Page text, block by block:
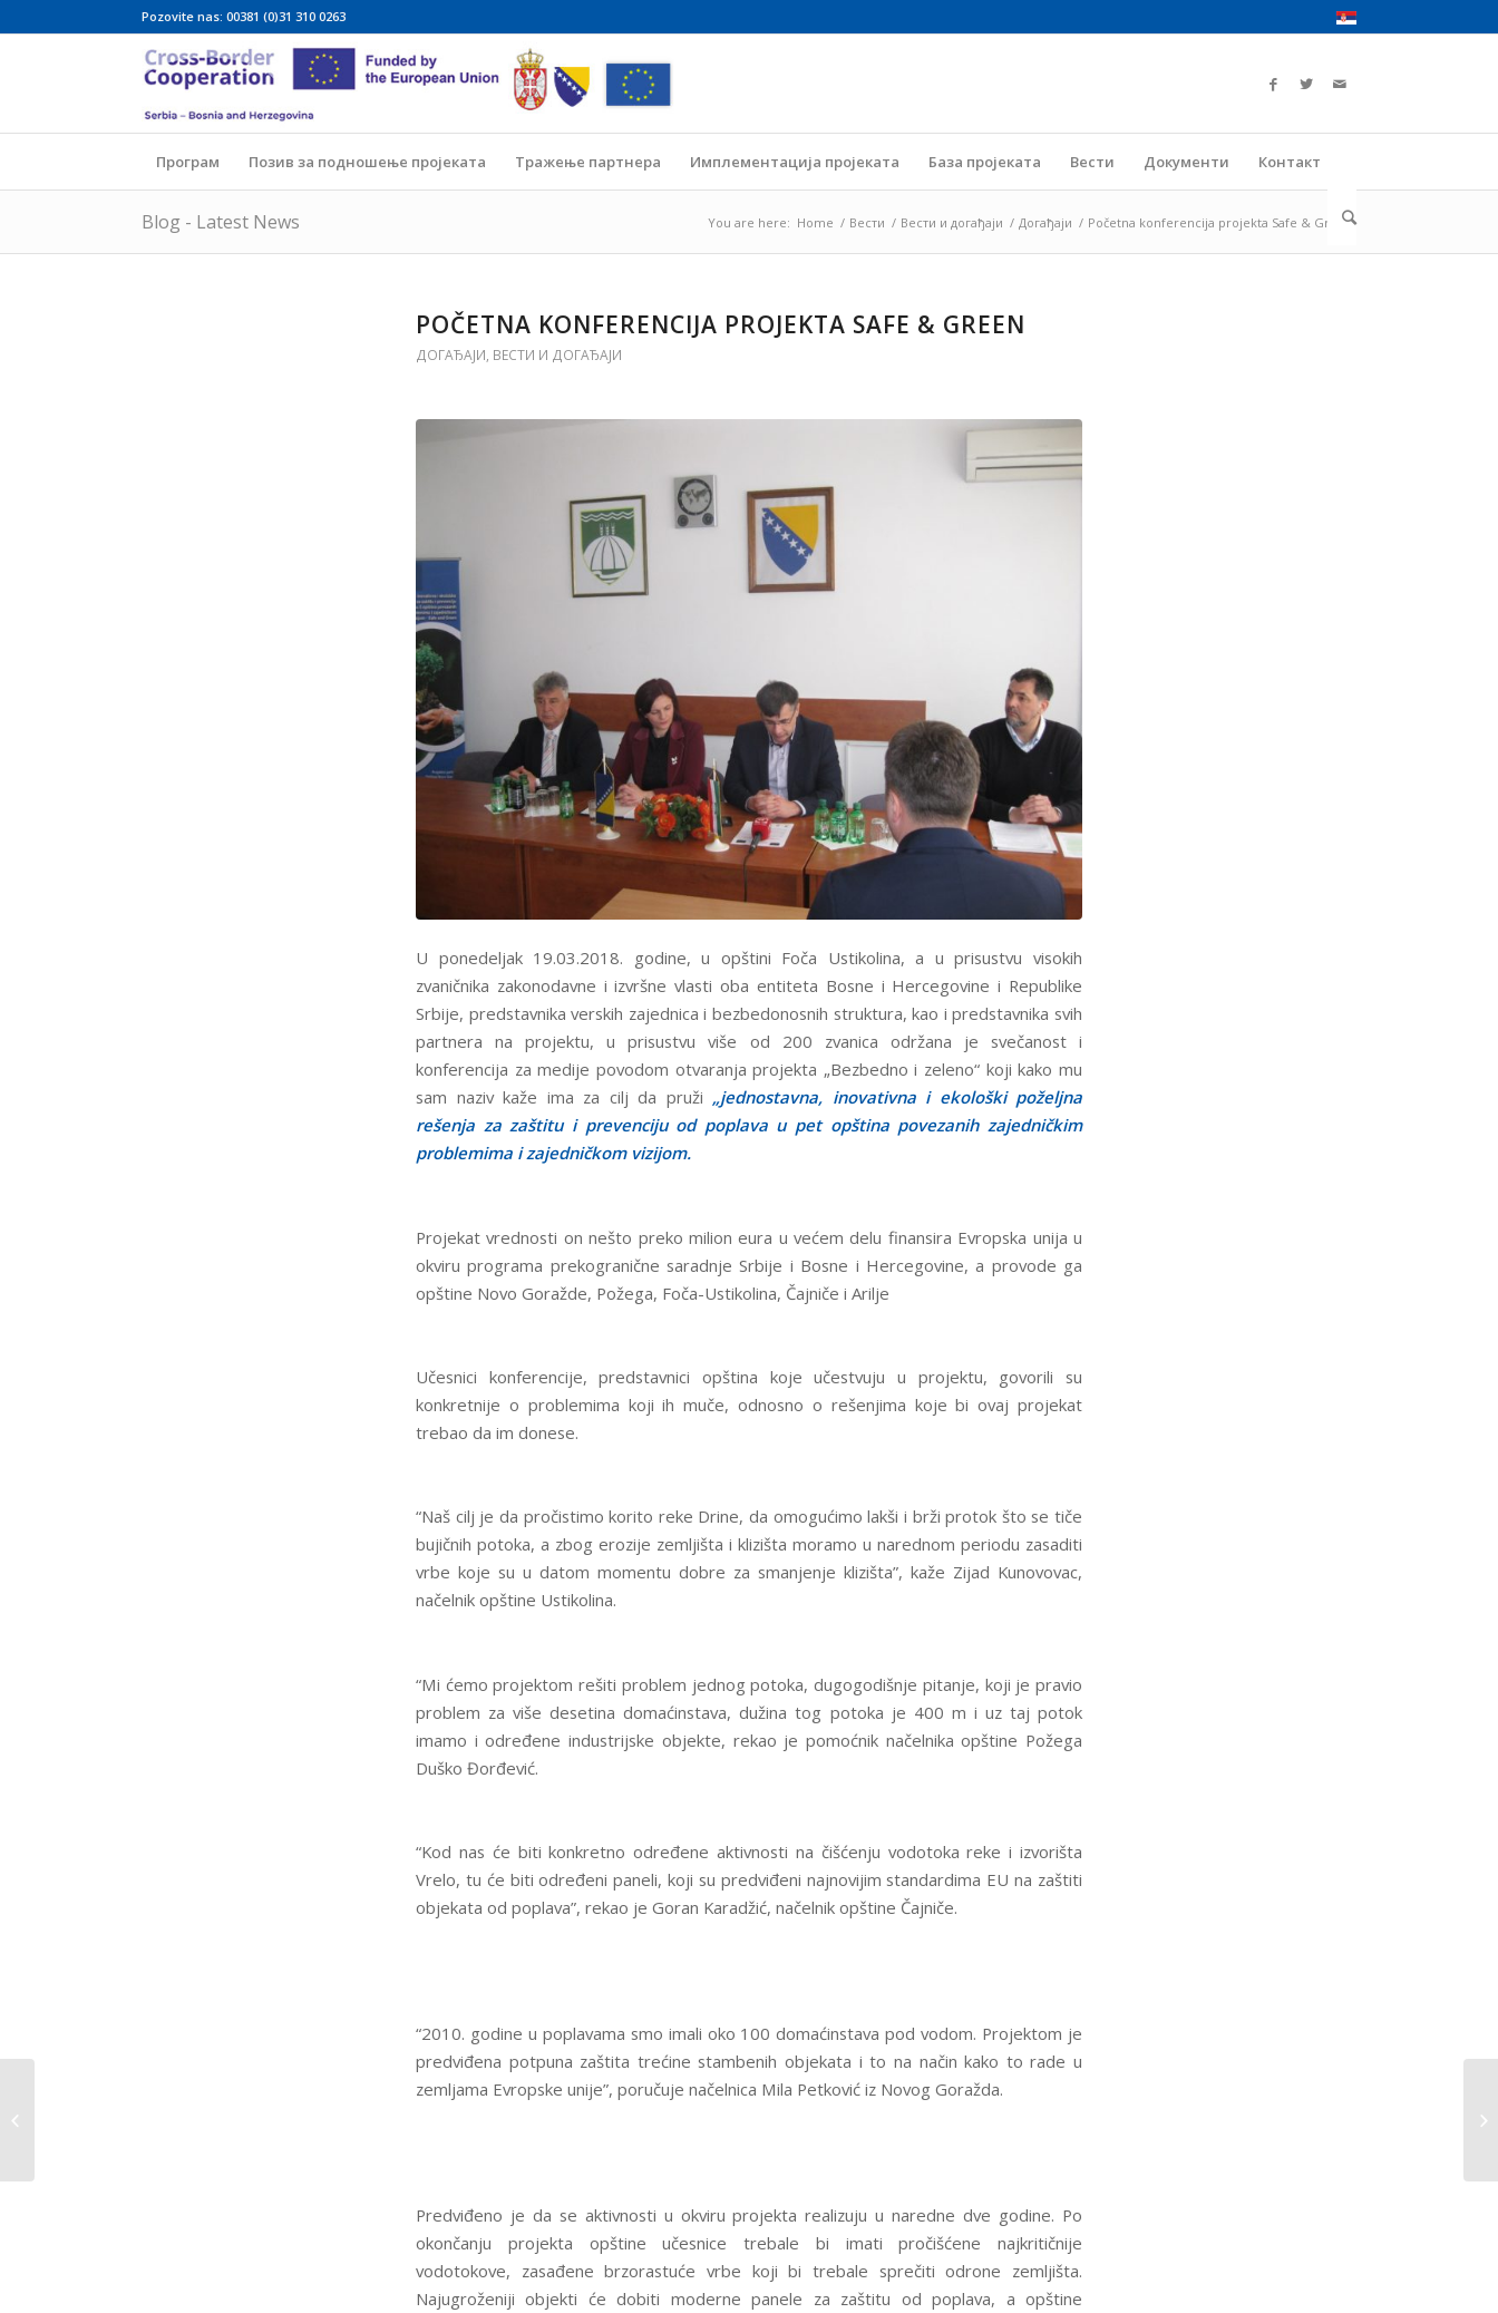
Pozovite nas: 00381 (0)31 310 0263
Програм Позив за подношење пројеката Тражење партнера Имплементација пројеката База пројеката Вести Документи Контакт
Blog - Latest News You are here: Home / Вести / Вести и догађаји / Догађаји / Početna konferencija projekta Safe & Green
POČETNA KONFERENCIJA PROJEKTA SAFE & GREEN
ДОГАЂАЈИ, ВЕСТИ И ДОГАЂАЈИ
U ponedeljak 19.03.2018. godine, u opštini Foča Ustikolina, a u prisustvu visokih
zvaničnika zakonodavne i izvršne vlasti oba entiteta Bosne i Hercegovine i Republike
Srbije, predstavnika verskih zajednica i bezbedonosnih struktura, kao i predstavnika svih
partnera na projektu, u prisustvu više od 200 zvanica održana je svečanost i
konferencija za medije povodom otvaranja projekta „Bezbedno i zeleno“ koji kako mu
sam naziv kaže ima za cilj da pruži „jednostavna, inovativna i ekološki poželjna
rešenja za zaštitu i prevenciju od poplava u pet opština povezanih zajedničkim
problemima i zajedničkom vizijom.
Projekat vrednosti on nešto preko milion eura u većem delu finansira Evropska unija u
okviru programa prekogranične saradnje Srbije i Bosne i Hercegovine, a provode ga
opštine Novo Goražde, Požega, Foča-Ustikolina, Čajniče i Arilje
Učesnici konferencije, predstavnici opština koje učestvuju u projektu, govorili su
konkretnije o problemima koji ih muče, odnosno o rešenjima koje bi ovaj projekat
trebao da im donese.
“Naš cilj je da pročistimo korito reke Drine, da omogućimo lakši i brži protok što se tiče
bujičnih potoka, a zbog erozije zemljišta i klizišta moramo u narednom periodu zasaditi
vrbe koje su u datom momentu dobre za smanjenje klizišta”, kaže Zijad Kunovovac,
načelnik opštine Ustikolina.
“Mi ćemo projektom rešiti problem jednog potoka, dugogodišnje pitanje, koji je pravio
problem za više desetina domaćinstava, dužina tog potoka je 400 m i uz taj potok
imamo i određene industrijske objekte, rekao je pomoćnik načelnika opštine Požega
Duško Đorđević.
“Kod nas će biti konkretno određene aktivnosti na čišćenju vodotoka reke i izvorišta
Vrelo, tu će biti određeni paneli, koji su predviđeni najnovijim standardima EU na zaštiti
objekata od poplava”, rekao je Goran Karadžić, načelnik opštine Čajniče.
“2010. godine u poplavama smo imali oko 100 domaćinstava pod vodom. Projektom je
predviđena potpuna zaštita trećine stambenih objekata i to na način kako to rade u
zemljama Evropske unije”, poručuje načelnica Mila Petković iz Novog Goražda.
Predviđeno je da se aktivnosti u okviru projekta realizuju u naredne dve godine. Po
okončanju projekta opštine učesnice trebale bi imati pročišćene najkritičnije
vodotokove, zasađene brzorastuće vrbe koji bi trebale sprečiti odrone zemljišta.
Najugroženiji objekti će dobiti moderne panele za zaštitu od poplava, a opštine